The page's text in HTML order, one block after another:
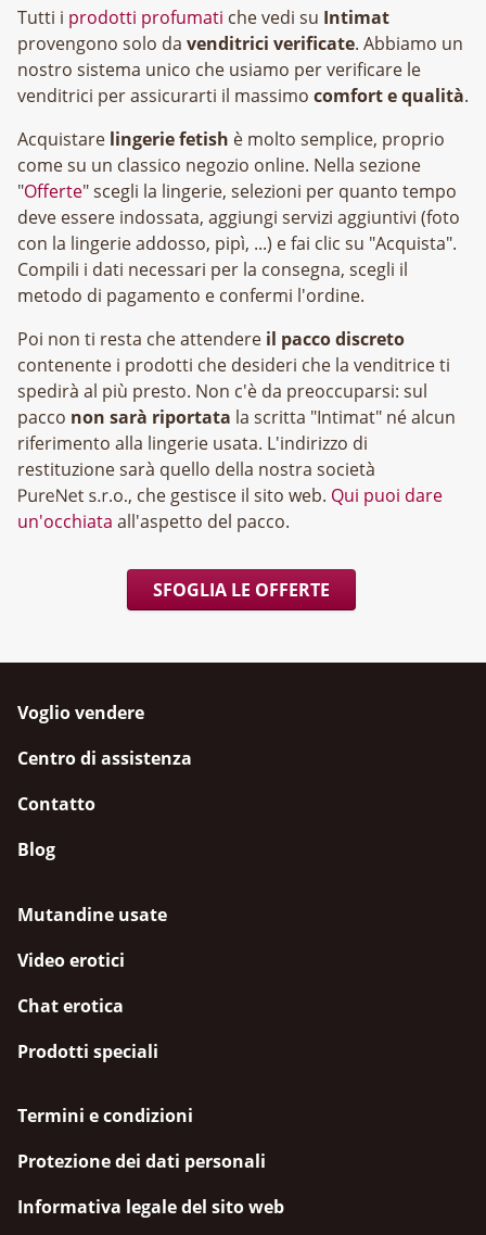
Tutti i prodotti profumati che vedi su Intimat
provengono solo da venditrici verificate. Abbiamo un
nostro sistema unico che usiamo per verificare le
venditrici per assicurarti il massimo comfort e qualità.
Acquistare lingerie fetish è molto semplice, proprio
come su un classico negozio online. Nella sezione
"Offerte" scegli la lingerie, selezioni per quanto tempo
deve essere indossata, aggiungi servizi aggiuntivi (foto
con la lingerie addosso, pipì, ...) e fai clic su "Acquista".
Compili i dati necessari per la consegna, scegli il
metodo di pagamento e confermi l'ordine.
Poi non ti resta che attendere il pacco discreto
contenente i prodotti che desideri che la venditrice ti
spedirà al più presto. Non c'è da preoccuparsi: sul
pacco non sarà riportata la scritta "Intimat" né alcun
riferimento alla lingerie usata. L'indirizzo di
restituzione sarà quello della nostra società
, che gestisce il sito web. Qui puoi dare
un'occhiata all'aspetto del pacco.
SFOGLIA LE OFFERTE
Voglio vendere
Centro di assistenza
Contatto
Blog
Mutandine usate
Video erotici
Chat erotica
Prodotti speciali
Termini e condizioni
Protezione dei dati personali
Informativa legale del sito web